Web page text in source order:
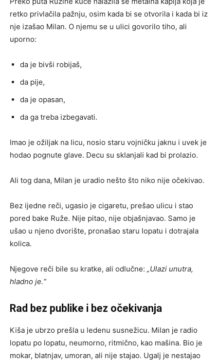
retko privlačila pažnju, osim kada bi se otvorila i kada bi iz
nje izašao Milan. O njemu se u ulici govorilo tiho, ali
uporno:
da je bivši robijaš,
da pije,
da je opasan,
da ga treba izbegavati.
Imao je ožiljak na licu, nosio staru vojničku jaknu i uvek je
hodao pognute glave. Decu su sklanjali kad bi prolazio.
Ali tog dana, Milan je uradio nešto što niko nije očekivao.
Bez ijedne reči, ugasio je cigaretu, prešao ulicu i stao
pored bake Ruže. Nije pitao, nije objašnjavao. Samo je
ušao u njeno dvorište, pronašao staru lopatu i dotrajala
kolica.
Njegove reči bile su kratke, ali odlučne: „Ulazi unutra,
hladno je.“
Rad bez publike i bez očekivanja
Kiša je ubrzo prešla u ledenu susnežicu. Milan je radio
lopatu po lopatu, neumorno, ritmično, kao mašina. Bio je
mokar, blatnjav, umoran, ali nije stajao. Ugalj je nestajao